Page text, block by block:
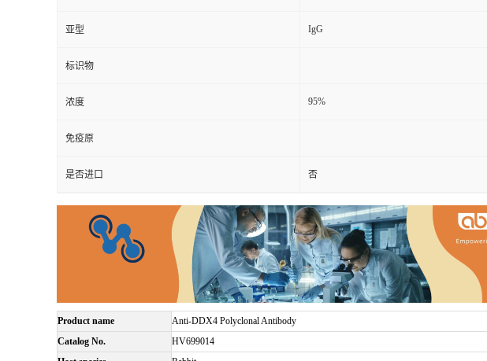
亚型 IgG
标识物
浓度 95%
免疫原
是否进口 否
Product name
Anti-DDX4 Polyclonal Antibody
Catalog No.
HV699014